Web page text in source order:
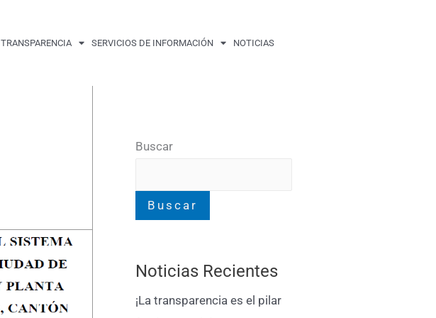
TRANSPARENCIA SERVICIOS DE INFORMACIÓN NOTICIAS
Buscar
Buscar
Noticias Recientes
¡La transparencia es el pilar